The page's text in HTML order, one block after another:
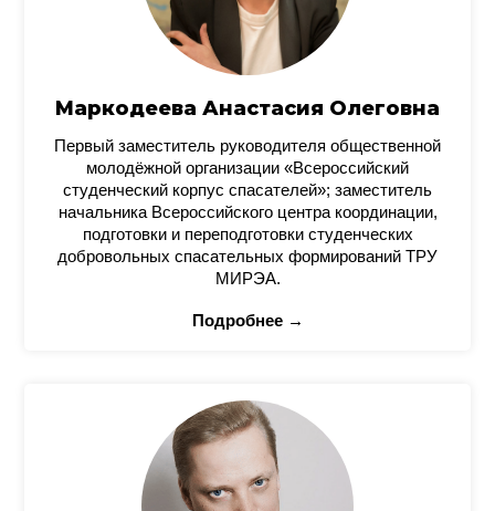
Маркодеева Анастасия Олеговна
Первый заместитель руководителя общественной
молодёжной организации «Всероссийский
студенческий корпус спасателей»; заместитель
начальника Всероссийского центра координации,
подготовки и переподготовки студенческих
добровольных спасательных формирований ТРУ
МИРЭА.
Подробнее →